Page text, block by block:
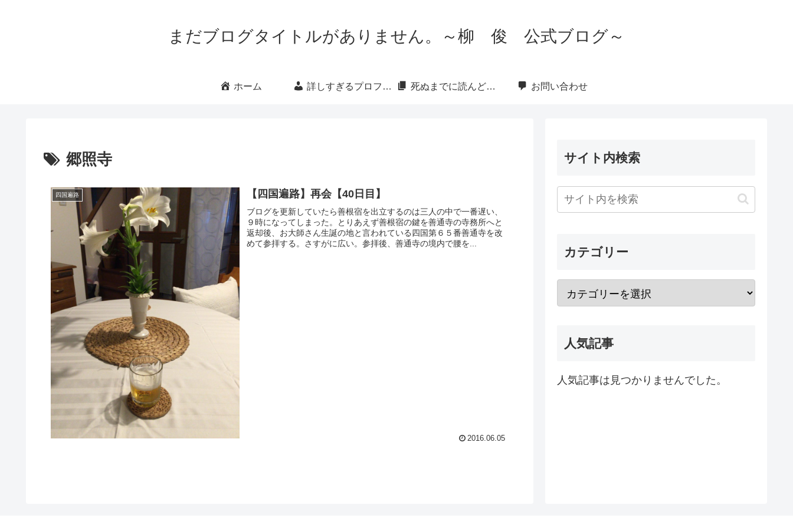
まだブログタイトルがありません。～柳 俊 公式ブログ～
ホーム 詳しすぎるプロフィール 死ぬまでに読んどきたい本・映画・漫画 お問い合わせ
郷照寺
四国遍路 【四国遍路】再会【40日目】
ブログを更新していたら善根宿を出立するのは三人の中で一番遅い、
９時になってしまった。とりあえず善根宿の鍵を善通寺の寺務所へと
返却後、お大師さん生誕の地と言われている四国第６５番善通寺を改
めて参拝する。さすがに広い。参拝後、善通寺の境内で腰を...
2016.06.05
サイト内検索
カテゴリー
人気記事
人気記事は見つかりませんでした。